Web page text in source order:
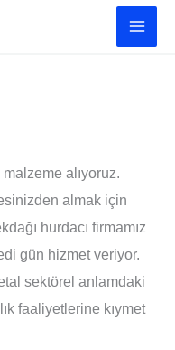
alıyoruz.
almak için
hurdacı firmamız
gün hizmet veriyor.
sektörel anlamdaki
faaliyetlerine kıymet